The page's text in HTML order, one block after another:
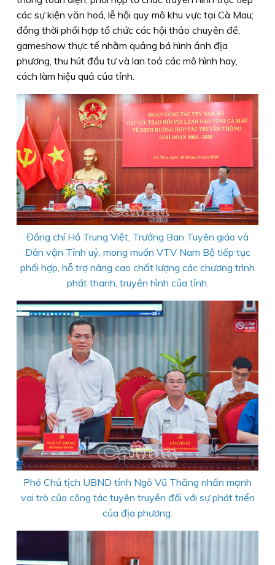
các sự kiện văn hoá, lễ hội quy mô khu vực tại Cà Mau;
đồng thời phối hợp tổ chức các hội thảo chuyên đề,
gameshow thực tế nhằm quảng bá hình ảnh địa
phương, thu hút đầu tư và lan toả các mô hình hay,
cách làm hiệu quả của tỉnh.
Đồng chí Hồ Trung Việt, Trưởng Ban Tuyên giáo và
Dân vận Tỉnh uỷ, mong muốn VTV Nam Bộ tiếp tục
phối hợp, hỗ trợ nâng cao chất lượng các chương trình
phát thanh, truyền hình của tỉnh.
Phó Chủ tịch UBND tỉnh Ngô Vũ Thăng nhấn mạnh
vai trò của công tác tuyên truyền đối với sự phát triển
của địa phương.